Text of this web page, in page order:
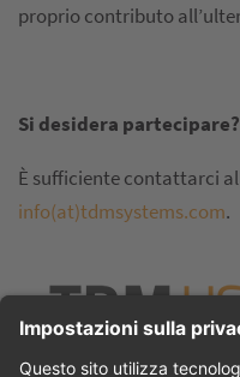
proprio contributo
Si desidera partecipare?
È sufficiente contattarci
info(at)tdmsystems.com.